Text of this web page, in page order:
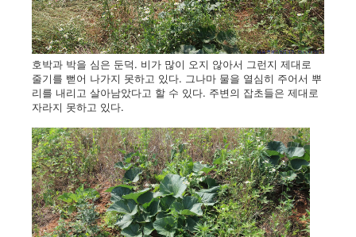
호박과 박을 심은 둔덕. 비가 많이 오지 않아서 그런지 제대로
줄기를 뻗어 나가지 못하고 있다. 그나마 물을 열심히 주어서 뿌
리를 내리고 살아남았다고 할 수 있다. 주변의 잡초들은 제대로
자라지 못하고 있다.